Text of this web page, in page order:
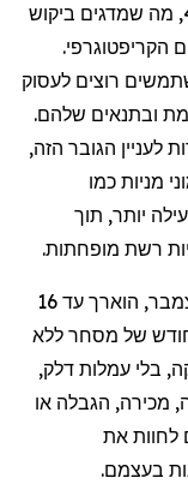
נפח המסחר באסימוני מניות זינק ב-446%, מה שמדגים ביקוש
הקריפטוגרפי.
רוצים לעסוק
ובתנאים שלהם.
לעניין הגובר הזה,
מניות כמו
יותר, תוך
רשת מופחתות.
המבצע ללא תשלום, שאמור לפוג ב-6 בדצמבר, הוארך עד 16
חודש של מסחר ללא
בלי עמלות דלק,
מכירה, הגבלה או
לחוות את
בעצמם.